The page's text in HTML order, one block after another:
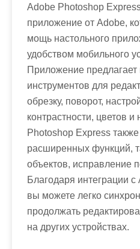
Adobe Photoshop
приложение от Adobe,
мощь настольного
удобством мобильного
Приложение предлагает
инструментов для
обрезку, поворот,
контрастности, цветов
Photoshop Express
расширенных функций,
объектов, исправление
Благодаря интеграции
вы можете легко
продолжать
на других устройствах.